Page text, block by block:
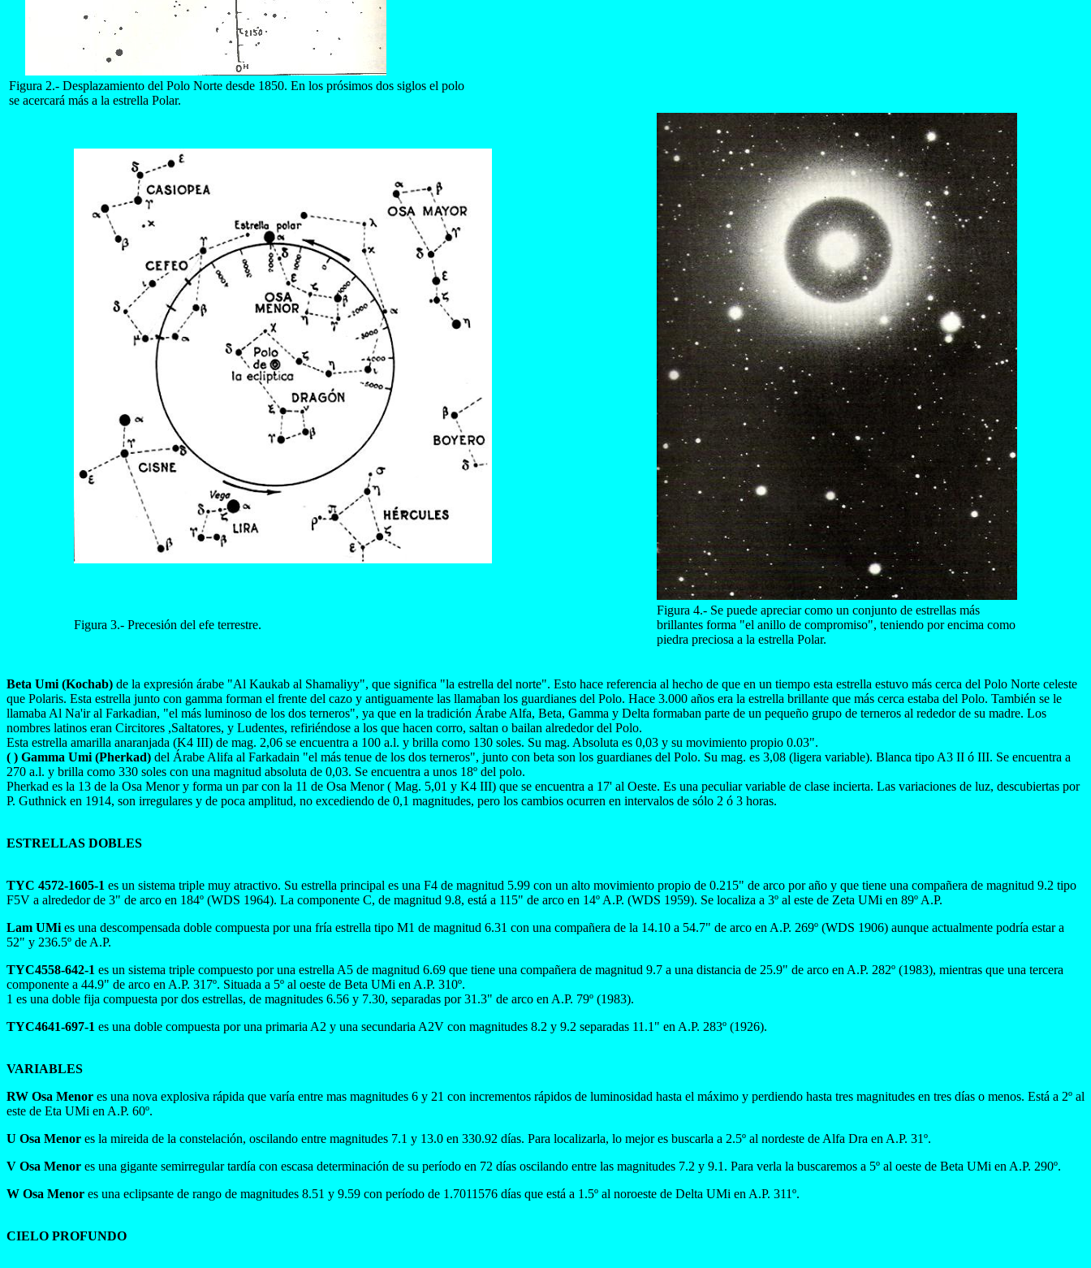
Figura 2.- Desplazamiento del Polo Norte desde 1850. En los prósimos dos siglos el polo
se acercará más a la estrella Polar.
Figura 3.- Precesión del efe terrestre.
Figura 4.- Se puede apreciar como un conjunto de estrellas más
brillantes forma "el anillo de compromiso", teniendo por encima como
piedra preciosa a la estrella Polar.
Beta Umi (Kochab) de la expresión árabe "Al Kaukab al Shamaliyy", que significa "la estrella del norte". Esto hace referencia al hecho de que en un tiempo esta estrella estuvo más cerca del Polo Norte celeste
que Polaris. Esta estrella junto con gamma forman el frente del cazo y antiguamente las llamaban los guardianes del Polo. Hace 3.000 años era la estrella brillante que más cerca estaba del Polo. También se le
llamaba Al Na'ir al Farkadian, "el más luminoso de los dos terneros", ya que en la tradición Árabe Alfa, Beta, Gamma y Delta formaban parte de un pequeño grupo de terneros al rededor de su madre. Los
nombres latinos eran Circitores ,Saltatores, y Ludentes, refiriéndose a los que hacen corro, saltan o bailan alrededor del Polo.
Esta estrella amarilla anaranjada (K4 III) de mag. 2,06 se encuentra a 100 a.l. y brilla como 130 soles. Su mag. Absoluta es 0,03 y su movimiento propio 0.03".
( ) Gamma Umi (Pherkad) del Árabe Alifa al Farkadain "el más tenue de los dos terneros", junto con beta son los guardianes del Polo. Su mag. es 3,08 (ligera variable). Blanca tipo A3 II ó III. Se encuentra a
270 a.l. y brilla como 330 soles con una magnitud absoluta de 0,03. Se encuentra a unos 18º del polo.
Pherkad es la 13 de la Osa Menor y forma un par con la 11 de Osa Menor ( Mag. 5,01 y K4 III) que se encuentra a 17' al Oeste. Es una peculiar variable de clase incierta. Las variaciones de luz, descubiertas por
P. Guthnick en 1914, son irregulares y de poca amplitud, no excediendo de 0,1 magnitudes, pero los cambios ocurren en intervalos de sólo 2 ó 3 horas.
ESTRELLAS DOBLES
TYC 4572-1605-1 es un sistema triple muy atractivo. Su estrella principal es una F4 de magnitud 5.99 con un alto movimiento propio de 0.215" de arco por año y que tiene una compañera de magnitud 9.2 tipo
F5V a alrededor de 3" de arco en 184º (WDS 1964). La componente C, de magnitud 9.8, está a 115" de arco en 14º A.P. (WDS 1959). Se localiza a 3º al este de Zeta UMi en 89º A.P.
Lam UMi es una descompensada doble compuesta por una fría estrella tipo M1 de magnitud 6.31 con una compañera de la 14.10 a 54.7" de arco en A.P. 269º (WDS 1906) aunque actualmente podría estar a
52" y 236.5º de A.P.
TYC4558-642-1 es un sistema triple compuesto por una estrella A5 de magnitud 6.69 que tiene una compañera de magnitud 9.7 a una distancia de 25.9" de arco en A.P. 282º (1983), mientras que una tercera
componente a 44.9" de arco en A.P. 317º. Situada a 5º al oeste de Beta UMi en A.P. 310º.
1 es una doble fija compuesta por dos estrellas, de magnitudes 6.56 y 7.30, separadas por 31.3" de arco en A.P. 79º (1983).
TYC4641-697-1 es una doble compuesta por una primaria A2 y una secundaria A2V con magnitudes 8.2 y 9.2 separadas 11.1" en A.P. 283º (1926).
VARIABLES
RW Osa Menor es una nova explosiva rápida que varía entre mas magnitudes 6 y 21 con incrementos rápidos de luminosidad hasta el máximo y perdiendo hasta tres magnitudes en tres días o menos. Está a 2º al
este de Eta UMi en A.P. 60º.
U Osa Menor es la mireida de la constelación, oscilando entre magnitudes 7.1 y 13.0 en 330.92 días. Para localizarla, lo mejor es buscarla a 2.5º al nordeste de Alfa Dra en A.P. 31º.
V Osa Menor es una gigante semirregular tardía con escasa determinación de su período en 72 días oscilando entre las magnitudes 7.2 y 9.1. Para verla la buscaremos a 5º al oeste de Beta UMi en A.P. 290º.
W Osa Menor es una eclipsante de rango de magnitudes 8.51 y 9.59 con período de 1.7011576 días que está a 1.5º al noroeste de Delta UMi en A.P. 311º.
CIELO PROFUNDO